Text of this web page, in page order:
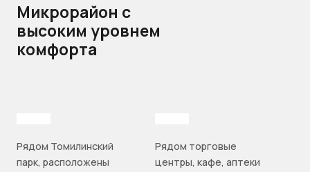
Микрорайон с
высоким уровнем
комфорта
Рядом Томилинский
парк, расположены
Рядом торговые
центры, кафе, аптеки